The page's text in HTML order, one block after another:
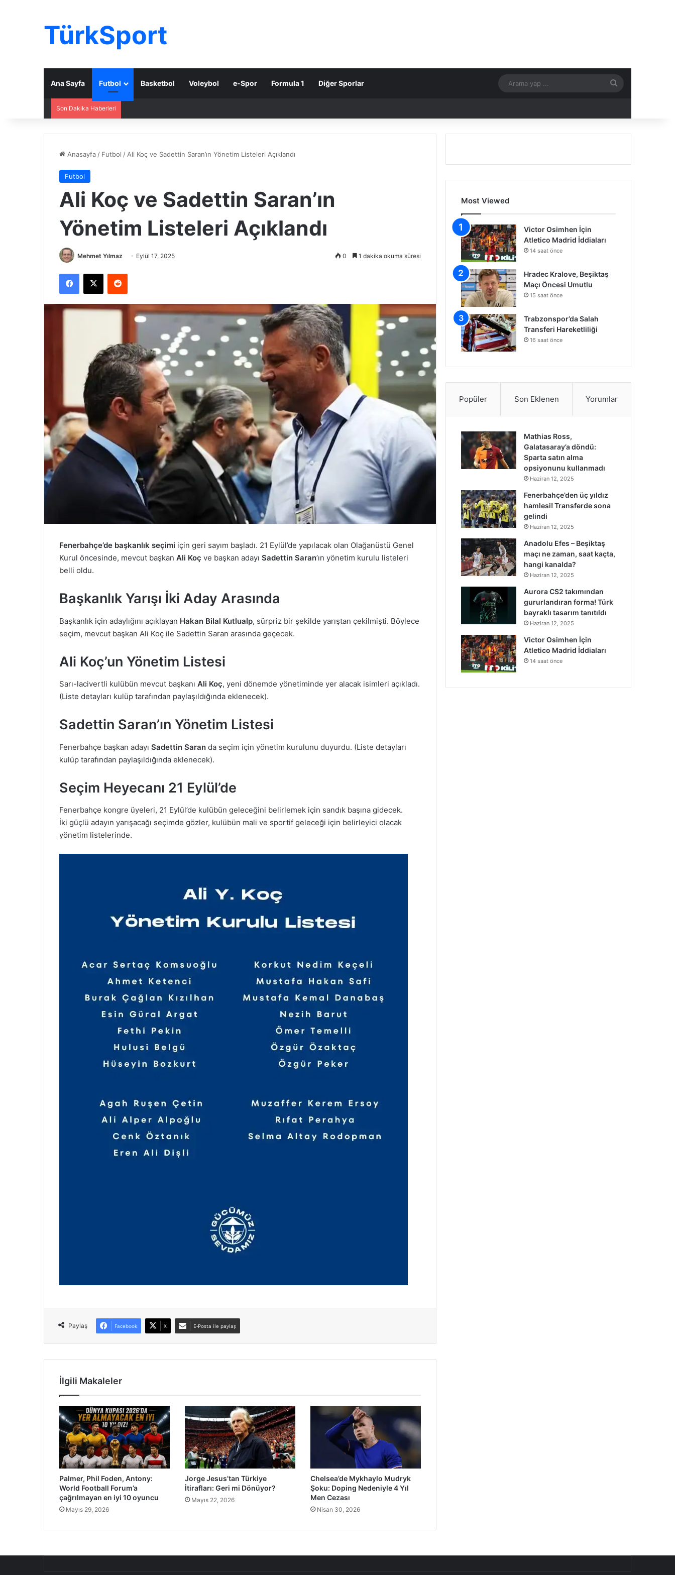
TürkSport
Ana Sayfa Futbol Basketbol Voleybol e-Spor Formula 1 Diğer Sporlar
...
Son Dakika Haberleri
Anasayfa / Futbol / Ali Koç ve Sadettin Saran’ın Yönetim Listeleri Açıklandı
Futbol
Ali Koç ve Sadettin Saran’ın
Yönetim Listeleri Açıklandı
Mehmet Yılmaz Eylül 17, 2025 0 1 dakika okuma süresi
Facebook
X Reddit
Fenerbahçe’de başkanlık seçimi için geri sayım başladı. 21 Eylül’de yapılacak olan Olağanüstü Genel
Kurul öncesinde, mevcut başkan Ali Koç ve başkan adayı Sadettin Saran’ın yönetim kurulu listeleri
belli oldu.
Başkanlık Yarışı İki Aday Arasında
Başkanlık için adaylığını açıklayan Hakan Bilal Kutlualp, sürpriz bir şekilde yarıştan çekilmişti. Böylece
seçim, mevcut başkan Ali Koç ile Sadettin Saran arasında geçecek.
Ali Koç’un Yönetim Listesi
Sarı-lacivertli kulübün mevcut başkanı Ali Koç, yeni dönemde yönetiminde yer alacak isimleri açıkladı.
(Liste detayları kulüp tarafından paylaşıldığında eklenecek).
Sadettin Saran’ın Yönetim Listesi
Fenerbahçe başkan adayı Sadettin Saran da seçim için yönetim kurulunu duyurdu. (Liste detayları
kulüp tarafından paylaşıldığında eklenecek).
Seçim Heyecanı 21 Eylül’de
Fenerbahçe kongre üyeleri, 21 Eylül’de kulübün geleceğini belirlemek için sandık başına gidecek.
İki güçlü adayın yarışacağı seçimde gözler, kulübün mali ve sportif geleceği için belirleyici olacak
yönetim listelerinde.
Paylaş Facebook X E-Posta ile paylaş
İlgili Makaleler
Palmer, Phil Foden, Antony:
World Football Forum’a
çağrılmayan en iyi 10 oyuncu
Mayıs 29, 2026
Jorge Jesus’tan Türkiye
İtirafları: Geri mi Dönüyor?
Mayıs 22, 2026
Chelsea’de Mykhaylo Mudryk
Şoku: Doping Nedeniyle 4 Yıl
Men Cezası
Nisan 30, 2026
Most Viewed
Victor Osimhen İçin
Atletico Madrid İddiaları
14 saat önce
Hradec Kralove, Beşiktaş
Maçı Öncesi Umutlu
15 saat önce
Trabzonspor’da Salah
Transferi Hareketliliği
16 saat önce
Popüler Son Eklenen Yorumlar
Mathias Ross,
Galatasaray’a döndü:
Sparta satın alma
opsiyonunu kullanmadı
Haziran 12, 2025
Fenerbahçe’den üç yıldız
hamlesi! Transferde sona
gelindi
Haziran 12, 2025
Anadolu Efes – Beşiktaş
maçı ne zaman, saat kaçta,
hangi kanalda?
Haziran 12, 2025
Aurora CS2 takımından
gururlandıran forma! Türk
bayraklı tasarım tanıtıldı
Haziran 12, 2025
Victor Osimhen İçin
Atletico Madrid İddiaları
14 saat önce